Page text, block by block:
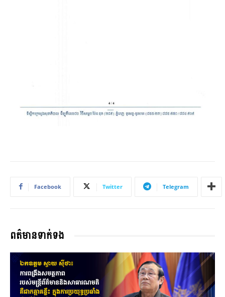
Facebook Twitter Telegram
ពត៌មានទាក់ទង